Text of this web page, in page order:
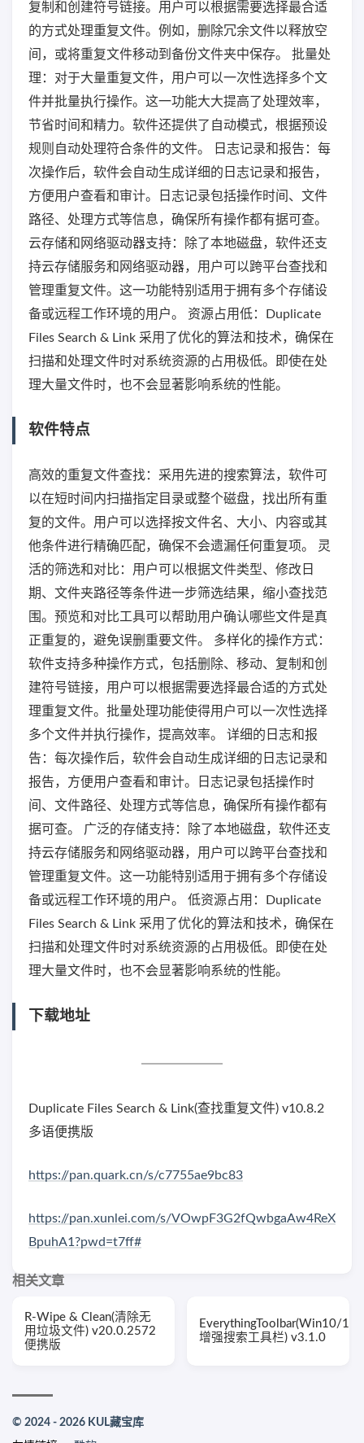
复制和创建符号链接。用户可以根据需要选择最合适
的方式处理重复文件。例如，删除冗余文件以释放空
间，或将重复文件移动到备份文件夹中保存。 批量处
理：对于大量重复文件，用户可以一次性选择多个文
件并批量执行操作。这一功能大大提高了处理效率，
节省时间和精力。软件还提供了自动模式，根据预设
规则自动处理符合条件的文件。 日志记录和报告：每
次操作后，软件会自动生成详细的日志记录和报告，
方便用户查看和审计。日志记录包括操作时间、文件
路径、处理方式等信息，确保所有操作都有据可查。
云存储和网络驱动器支持：除了本地磁盘，软件还支
持云存储服务和网络驱动器，用户可以跨平台查找和
管理重复文件。这一功能特别适用于拥有多个存储设
备或远程工作环境的用户。 资源占用低：Duplicate
Files Search & Link 采用了优化的算法和技术，确保在
扫描和处理文件时对系统资源的占用极低。即使在处
理大量文件时，也不会显著影响系统的性能。
软件特点
高效的重复文件查找：采用先进的搜索算法，软件可
以在短时间内扫描指定目录或整个磁盘，找出所有重
复的文件。用户可以选择按文件名、大小、内容或其
他条件进行精确匹配，确保不会遗漏任何重复项。 灵
活的筛选和对比：用户可以根据文件类型、修改日
期、文件夹路径等条件进一步筛选结果，缩小查找范
围。预览和对比工具可以帮助用户确认哪些文件是真
正重复的，避免误删重要文件。 多样化的操作方式：
软件支持多种操作方式，包括删除、移动、复制和创
建符号链接，用户可以根据需要选择最合适的方式处
理重复文件。批量处理功能使得用户可以一次性选择
多个文件并执行操作，提高效率。 详细的日志和报
告：每次操作后，软件会自动生成详细的日志记录和
报告，方便用户查看和审计。日志记录包括操作时
间、文件路径、处理方式等信息，确保所有操作都有
据可查。 广泛的存储支持：除了本地磁盘，软件还支
持云存储服务和网络驱动器，用户可以跨平台查找和
管理重复文件。这一功能特别适用于拥有多个存储设
备或远程工作环境的用户。 低资源占用：Duplicate
Files Search & Link 采用了优化的算法和技术，确保在
扫描和处理文件时对系统资源的占用极低。即使在处
理大量文件时，也不会显著影响系统的性能。
下载地址
Duplicate Files Search & Link(查找重复文件) v10.8.2
多语便携版
https://pan.quark.cn/s/c7755ae9bc83
https://pan.xunlei.com/s/VOwpF3G2fQwbgaAw4ReX
BpuhA1?pwd=t7ff#
相关文章
R-Wipe & Clean(清除无
用垃圾文件) v20.0.2572
便携版
EverythingToolbar(Win10/11
增强搜索工具栏) v3.1.0
© 2024 - 2026 KUL藏宝库